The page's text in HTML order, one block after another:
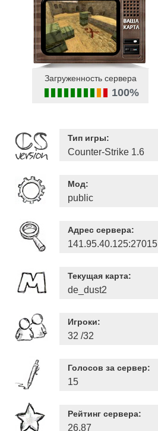
Загруженность сервера
100%
Тип игры:
Counter-Strike 1.6
Мод:
public
Адрес сервера:
141.95.40.125:27015
Текущая карта:
de_dust2
Игроки:
32 /32
Голосов за сервер:
15
Рейтинг сервера:
26.87